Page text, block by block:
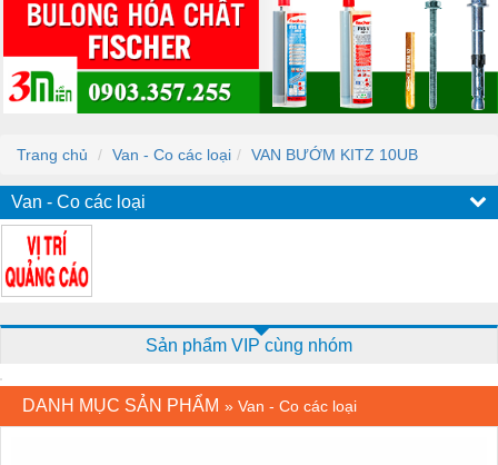
Trang chủ Van - Co các loại VAN BƯỚM KITZ 10UB
Van - Co các loại
Sản phẩm VIP cùng nhóm
DANH MỤC SẢN PHẨM » Van - Co các loại